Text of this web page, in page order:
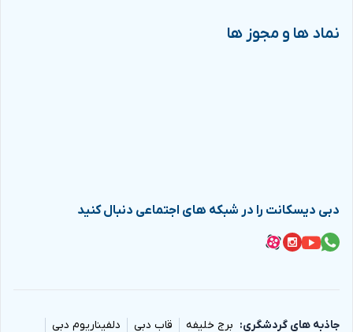
نماد ها و مجوز ها
دبی دیسکانت را در شبکه های اجتماعی دنبال کنید
جاذبه های گردشگری برج خلیفه قاب دبی
دلفیناریوم دبی